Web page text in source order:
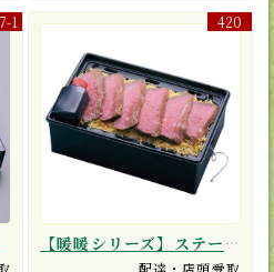
1 420
【暖暖シリーズ】ステーキ重【ひもを引けば10分間でポカポカ！】